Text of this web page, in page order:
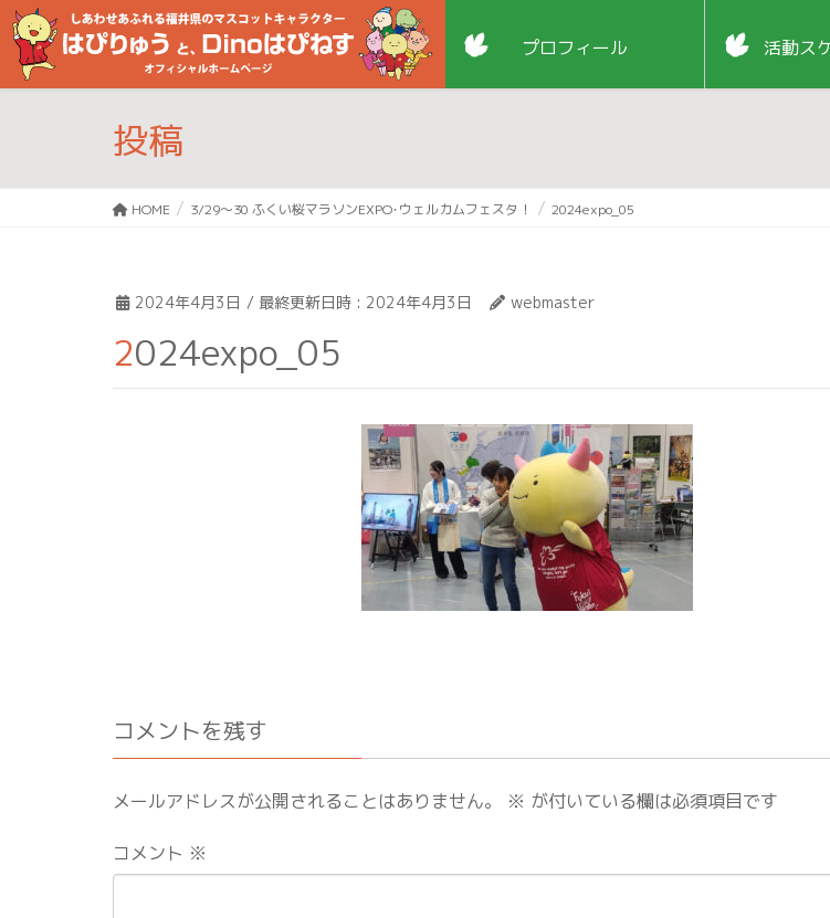
プロフィール 活動ス
投稿
HOME 3/29～30 ふくい桜マラソンEXPO･ウェルカムフェスタ！ 2024expo_05
2024年4月3日 / 最終更新日時 : 2024年4月3日 webmaster
2024expo_05
コメントを残す
メールアドレスが公開されることはありません。 ※ が付いている欄は必須項目です
コメント ※